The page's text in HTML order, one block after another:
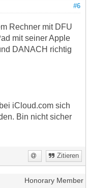
#6
Rechner mit DFU
mit seiner Apple
DANACH richtig
iCloud.com sich
Bin nicht sicher
Zitieren
Honorary Member